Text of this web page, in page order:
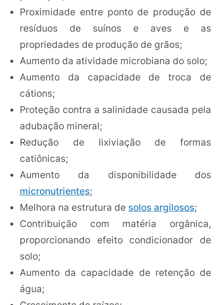
Proximidade entre ponto de produção de
resíduos de suínos e aves e as
propriedades de produção de grãos;
Aumento da atividade microbiana do solo;
Aumento da capacidade de troca de
cátions;
Proteção contra a salinidade causada pela
adubação mineral;
Redução de lixiviação de formas
catiônicas;
Aumento da disponibilidade dos
micronutrientes;
Melhora na estrutura de solos argilosos;
Contribuição com matéria orgânica,
proporcionando efeito condicionador de
solo;
Aumento da capacidade de retenção de
água;